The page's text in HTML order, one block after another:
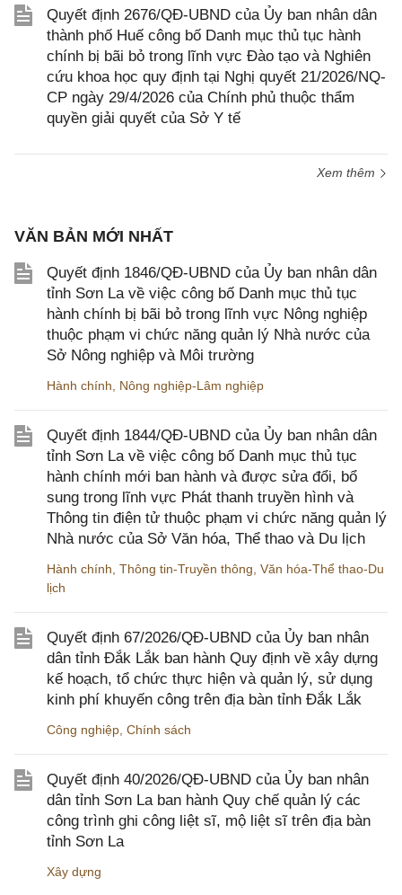
Quyết định 2676/QĐ-UBND của Ủy ban nhân dân
thành phố Huế công bố Danh mục thủ tục hành
chính bị bãi bỏ trong lĩnh vực Đào tạo và Nghiên
cứu khoa học quy định tại Nghị quyết 21/2026/NQ-
CP ngày 29/4/2026 của Chính phủ thuộc thẩm
quyền giải quyết của Sở Y tế
Xem thêm
VĂN BẢN MỚI NHẤT
Quyết định 1846/QĐ-UBND của Ủy ban nhân dân
tỉnh Sơn La về việc công bố Danh mục thủ tục
hành chính bị bãi bỏ trong lĩnh vực Nông nghiệp
thuộc phạm vi chức năng quản lý Nhà nước của
Sở Nông nghiệp và Môi trường
Hành chính Nông nghiệp-Lâm nghiệp
Quyết định 1844/QĐ-UBND của Ủy ban nhân dân
tỉnh Sơn La về việc công bố Danh mục thủ tục
hành chính mới ban hành và được sửa đổi, bổ
sung trong lĩnh vực Phát thanh truyền hình và
Thông tin điện tử thuộc phạm vi chức năng quản lý
Nhà nước của Sở Văn hóa, Thể thao và Du lịch
Hành chính Thông tin-Truyền thông Văn hóa-Thể thao-Du
lịch
Quyết định 67/2026/QĐ-UBND của Ủy ban nhân
dân tỉnh Đắk Lắk ban hành Quy định về xây dựng
kế hoạch, tổ chức thực hiện và quản lý, sử dụng
kinh phí khuyến công trên địa bàn tỉnh Đắk Lắk
Công nghiệp Chính sách
Quyết định 40/2026/QĐ-UBND của Ủy ban nhân
dân tỉnh Sơn La ban hành Quy chế quản lý các
công trình ghi công liệt sĩ, mộ liệt sĩ trên địa bàn
tỉnh Sơn La
Xây dựng